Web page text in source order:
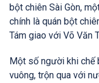
bột chiên Sài Gòn,
chính là quán bột
Tám giao với Võ Văn
Một số người khi chế
vuông, trộn qua với